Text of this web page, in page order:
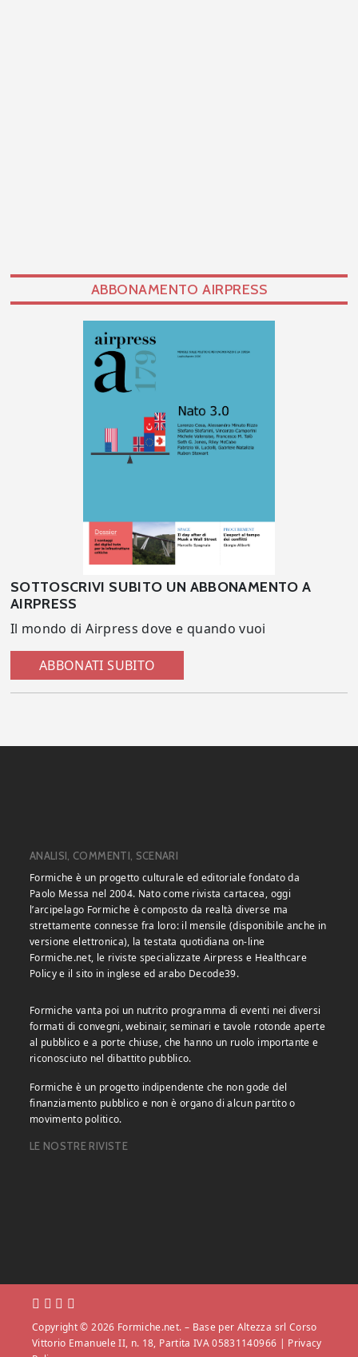
ABBONAMENTO AIRPRESS
SOTTOSCRIVI SUBITO UN ABBONAMENTO A
AIRPRESS
Il mondo di Airpress dove e quando vuoi
ABBONATI SUBITO
ANALISI, COMMENTI, SCENARI
Formiche è un progetto culturale ed editoriale fondato da
Paolo Messa nel 2004. Nato come rivista cartacea, oggi
l’arcipelago Formiche è composto da realtà diverse ma
strettamente connesse fra loro: il mensile (disponibile anche in
versione elettronica), la testata quotidiana on-line
Formiche.net, le riviste specializzate Airpress e Healthcare
Policy e il sito in inglese ed arabo Decode39.
Formiche vanta poi un nutrito programma di eventi nei diversi
formati di convegni, webinair, seminari e tavole rotonde aperte
al pubblico e a porte chiuse, che hanno un ruolo importante e
riconosciuto nel dibattito pubblico.
Formiche è un progetto indipendente che non gode del
finanziamento pubblico e non è organo di alcun partito o
movimento politico.
LE NOSTRE RIVISTE
Copyright © 2026 Formiche.net. – Base per Altezza srl Corso
Vittorio Emanuele II, n. 18, Partita IVA 05831140966 | Privacy